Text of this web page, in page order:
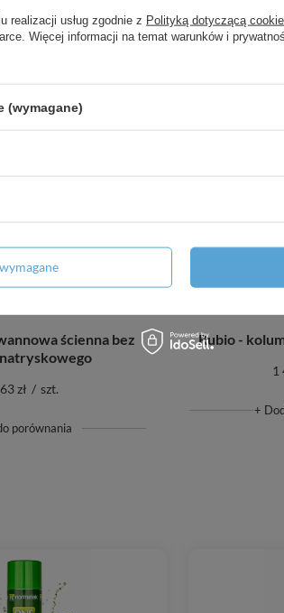
zł / szt.
ścienna bez
zł / szt.
porównania
Rubio -
1
+
realizacji usług zgodnie z Polityką dotyczącą
Więcej informacji na temat warunków i
(wymagane)